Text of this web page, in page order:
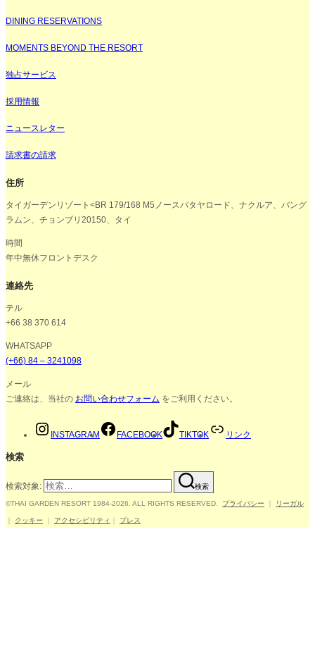
DINING RESERVATIONS
MOMENTS BEYOND THE RESORT
独占サービス
採用情報
ニュースレター
請求書の請求
住所
タイガーデンリゾート<BR 179/168 M5ノースパタヤロード、ナクルア、バング
ラムン、チョンブリ20150、タイ
時間
年中無休フロントデスク
連絡先
テル
+66 38 370 614
WHATSAPP
(+66) 84 – 3241098
メール
ご連絡は、当社の お問い合わせフォーム をご利用ください。
INSTAGRAM FACEBOOK TIKTOK リンク
検索
検索対象: 検索
©THAI GARDEN RESORT 1984-2026. ALL RIGHTS RESERVED. プライバシー リーガル
クッキー アクセシビリティ プレス